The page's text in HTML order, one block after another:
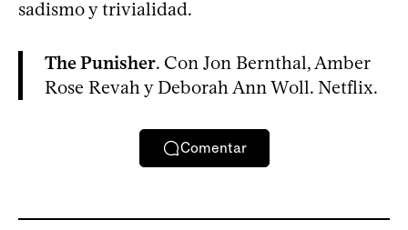
sadismo y trivialidad.
The Punisher. Con Jon Bernthal, Amber
Rose Revah y Deborah Ann Woll. Netflix.
Comentar